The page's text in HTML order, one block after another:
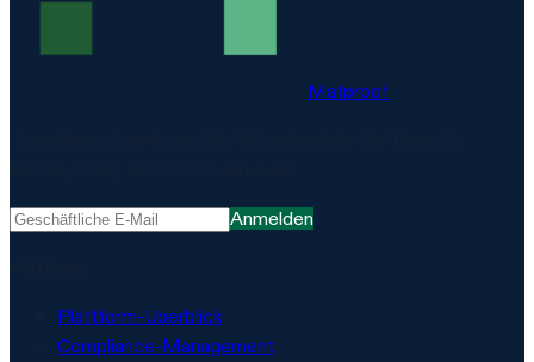
Matproof
Anmelden
Plattform-Überblick
Compliance-Management